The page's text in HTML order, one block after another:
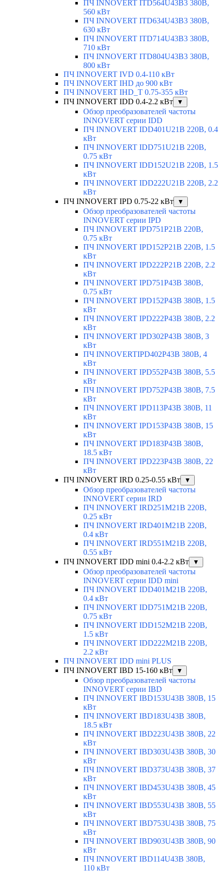
ПЧ INNOVERT ITD564U43B3 380В,
560 кВт
ПЧ INNOVERT ITD634U43B3 380В,
630 кВт
ПЧ INNOVERT ITD714U43B3 380В,
710 кВт
ПЧ INNOVERT ITD804U43B3 380В,
800 кВт
ПЧ INNOVERT IVD 0.4-110 кВт
ПЧ INNOVERT IHD до 900 кВт
ПЧ INNOVERT IHD_T 0.75-355 кВт
ПЧ INNOVERT IDD 0.4-2.2 кВт
▼
Обзор преобразователей частоты
INNOVERT серии IDD
ПЧ INNOVERT IDD401U21B 220В, 0.4
кВт
ПЧ INNOVERT IDD751U21B 220В,
0.75 кВт
ПЧ INNOVERT IDD152U21B 220В, 1.5
кВт
ПЧ INNOVERT IDD222U21B 220В, 2.2
кВт
ПЧ INNOVERT IPD 0.75-22 кВт
▼
Обзор преобразователей частоты
INNOVERT серии IPD
ПЧ INNOVERT IPD751P21B 220В,
0.75 кВт
ПЧ INNOVERT IPD152P21B 220В, 1.5
кВт
ПЧ INNOVERT IPD222P21B 220В, 2.2
кВт
ПЧ INNOVERT IPD751P43B 380В,
0.75 кВт
ПЧ INNOVERT IPD152P43B 380В, 1.5
кВт
ПЧ INNOVERT IPD222P43B 380В, 2.2
кВт
ПЧ INNOVERT IPD302P43B 380В, 3
кВт
ПЧ INNOVERTIPD402P43B 380В, 4
кВт
ПЧ INNOVERT IPD552P43B 380В, 5.5
кВт
ПЧ INNOVERT IPD752P43B 380В, 7.5
кВт
ПЧ INNOVERT IPD113P43B 380В, 11
кВт
ПЧ INNOVERT IPD153P43B 380В, 15
кВт
ПЧ INNOVERT IPD183P43B 380В,
18.5 кВт
ПЧ INNOVERT IPD223P43B 380В, 22
кВт
ПЧ INNOVERT IRD 0.25-0.55 кВт
▼
Обзор преобразователей частоты
INNOVERT серии IRD
ПЧ INNOVERT IRD251M21B 220В,
0.25 кВт
ПЧ INNOVERT IRD401M21B 220В,
0.4 кВт
ПЧ INNOVERT IRD551M21B 220В,
0.55 кВт
ПЧ INNOVERT IDD mini 0.4-2.2 кВт
▼
Обзор преобразователей частоты
INNOVERT серии IDD mini
ПЧ INNOVERT IDD401M21B 220В,
0.4 кВт
ПЧ INNOVERT IDD751M21B 220В,
0.75 кВт
ПЧ INNOVERT IDD152M21B 220В,
1.5 кВт
ПЧ INNOVERT IDD222M21B 220В,
2.2 кВт
ПЧ INNOVERT IDD mini PLUS
ПЧ INNOVERT IBD 15-160 кВт
▼
Обзор преобразователей частоты
INNOVERT серии IBD
ПЧ INNOVERT IBD153U43B 380В, 15
кВт
ПЧ INNOVERT IBD183U43B 380В,
18.5 кВт
ПЧ INNOVERT IBD223U43B 380В, 22
кВт
ПЧ INNOVERT IBD303U43B 380В, 30
кВт
ПЧ INNOVERT IBD373U43B 380В, 37
кВт
ПЧ INNOVERT IBD453U43B 380В, 45
кВт
ПЧ INNOVERT IBD553U43B 380В, 55
кВт
ПЧ INNOVERT IBD753U43B 380В, 75
кВт
ПЧ INNOVERT IBD903U43B 380В, 90
кВт
ПЧ INNOVERT IBD114U43B 380В,
110 кВт